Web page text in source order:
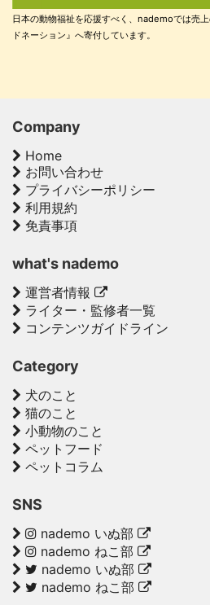
日本の動物福祉を応援すべく、nademoでは売
ドネーション』へ寄付しています。
Company
Home
お問い合わせ
プライバシーポリシー
利用規約
免責事項
what's nademo
運営者情報
ライター・監修者一覧
コンテンツガイドライン
Category
犬のこと
猫のこと
小動物のこと
ペットフード
ペットコラム
SNS
nademo いぬ部
nademo ねこ部
nademo いぬ部
nademo ねこ部